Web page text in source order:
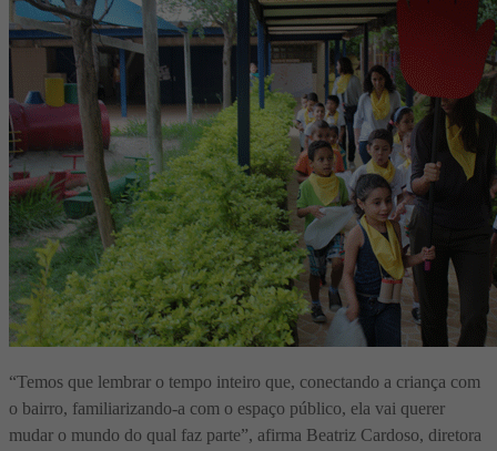
“Temos que lembrar o tempo inteiro que, conectando a criança com
o bairro, familiarizando-a com o espaço público, ela vai querer
mudar o mundo do qual faz parte”, afirma Beatriz Cardoso, diretora